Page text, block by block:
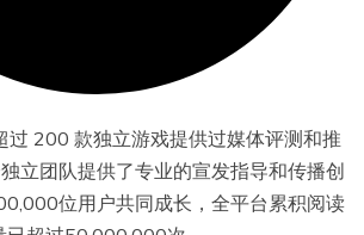
过 200 款独立游戏提供过媒体评测和推
立团队提供了专业的宣发指导和传播创
位用户共同成长，全平台累积阅读